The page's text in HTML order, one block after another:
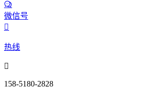
微信号

热线

158-5180-2828